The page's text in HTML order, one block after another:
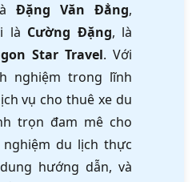
Đặng Văn Đẳng,
là Cường Đặng, là
Star Travel. Với
nghiệm trong lĩnh
vụ cho thuê xe du
trọn đam mê cho
du lịch thực
hướng dẫn, và